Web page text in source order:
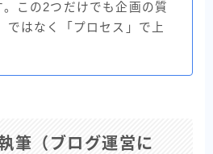
この2つだけでも企画の質
ではなく「プロセス」で上
筆（ブログ運営に